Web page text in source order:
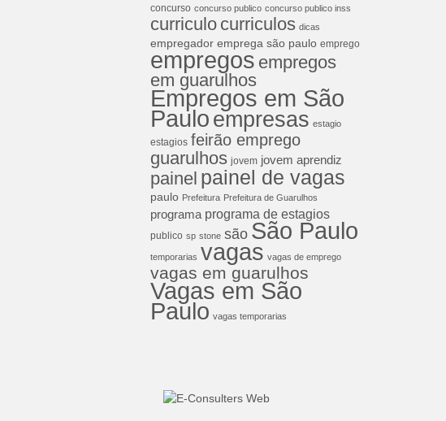
concurso concurso publico concurso publico inss
curriculo curriculos dicas
empregador emprega são paulo emprego
empregos empregos
em guarulhos
Empregos em São
Pauloempresas estagio
estagios feirão emprego
guarulhos jovem jovem aprendiz
painel painel de vagas
paulo Prefeitura Prefeitura de Guarulhos
programa programa de estagios
publico sp stone são São Paulo
temporarias vagas vagas de emprego
vagas em guarulhos
Vagas em São
Paulo vagas temporarias